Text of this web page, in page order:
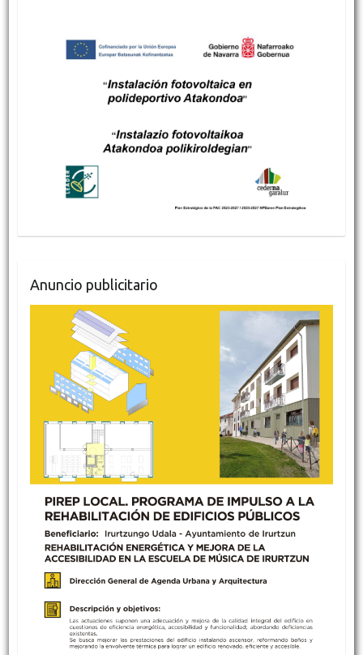
Anuncio publicitario